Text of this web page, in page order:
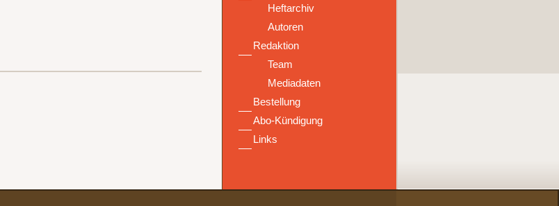
Heftarchiv
Autoren
Redaktion
Team
Mediadaten
Bestellung
Abo-Kündigung
Links